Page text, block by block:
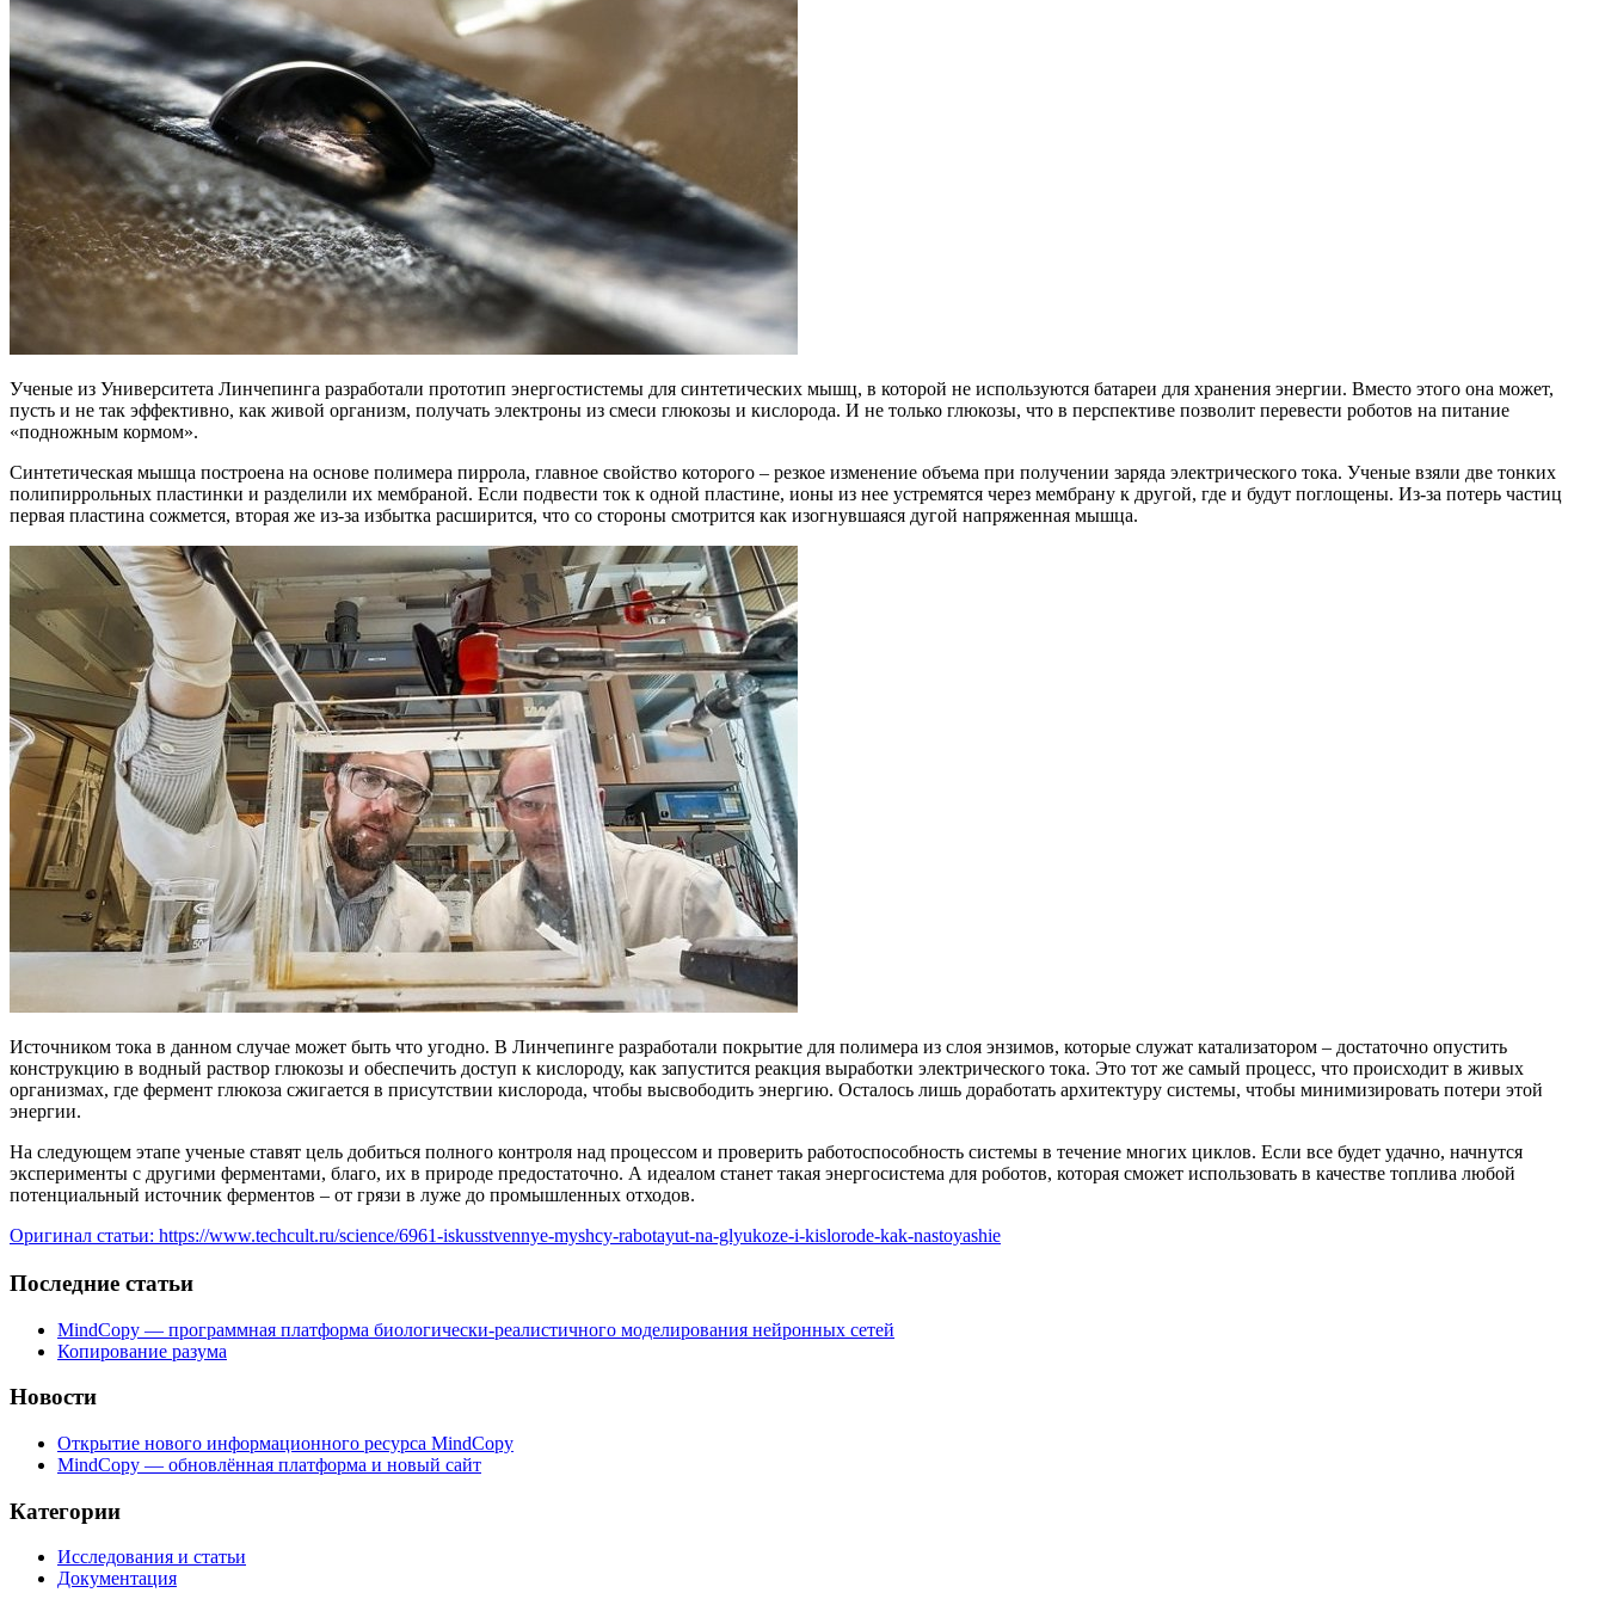
Ученые из Университета Линчепинга разработали прототип энергостистемы для синтетических мышц, в которой не используются батареи для хранения энергии. Вместо этого она может,
пусть и не так эффективно, как живой организм, получать электроны из смеси глюкозы и кислорода. И не только глюкозы, что в перспективе позволит перевести роботов на питание
«подножным кормом».
Синтетическая мышца построена на основе полимера пиррола, главное свойство которого – резкое изменение объема при получении заряда электрического тока. Ученые взяли две тонких
полипиррольных пластинки и разделили их мембраной. Если подвести ток к одной пластине, ионы из нее устремятся через мембрану к другой, где и будут поглощены. Из-за потерь частиц
первая пластина сожмется, вторая же из-за избытка расширится, что со стороны смотрится как изогнувшаяся дугой напряженная мышца.
Источником тока в данном случае может быть что угодно. В Линчепинге разработали покрытие для полимера из слоя энзимов, которые служат катализатором – достаточно опустить
конструкцию в водный раствор глюкозы и обеспечить доступ к кислороду, как запустится реакция выработки электрического тока. Это тот же самый процесс, что происходит в живых
организмах, где фермент глюкоза сжигается в присутствии кислорода, чтобы высвободить энергию. Осталось лишь доработать архитектуру системы, чтобы минимизировать потери этой
энергии.
На следующем этапе ученые ставят цель добиться полного контроля над процессом и проверить работоспособность системы в течение многих циклов. Если все будет удачно, начнутся
эксперименты с другими ферментами, благо, их в природе предостаточно. А идеалом станет такая энергосистема для роботов, которая сможет использовать в качестве топлива любой
потенциальный источник ферментов – от грязи в луже до промышленных отходов.
Оригинал статьи: https://www.techcult.ru/science/6961-iskusstvennye-myshcy-rabotayut-na-glyukoze-i-kislorode-kak-nastoyashie
Последние статьи
MindCopy — программная платформа биологически-реалистичного моделирования нейронных сетей
Копирование разума
Новости
Открытие нового информационного ресурса MindCopy
MindCopy — обновлённая платформа и новый сайт
Категории
Исследования и статьи
Документация